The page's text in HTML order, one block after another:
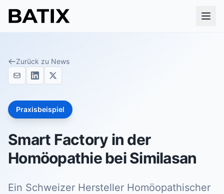
Zurück zu News
Praxisbeispiel
Smart Factory in der
Homöopathie bei Similasan
Ein Schweizer Hersteller Homöopathischer